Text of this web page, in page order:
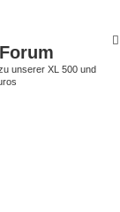
unserer XL 500 und